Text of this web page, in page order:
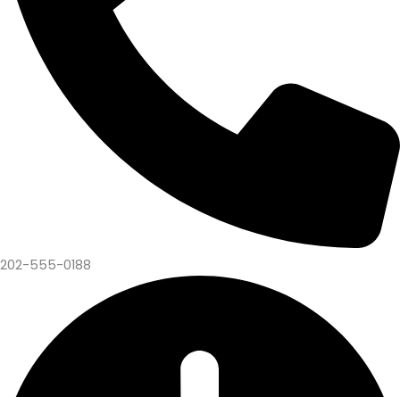
202-555-0188